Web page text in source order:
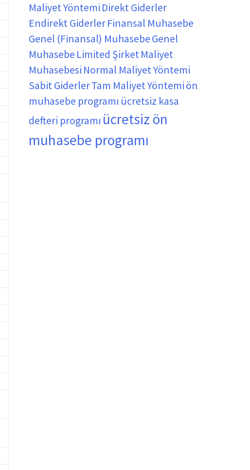
Maliyet Yöntemi Direkt Giderler
Endirekt GiderlerFinansal Muhasebe
Genel (Finansal) MuhasebeGenel
Muhasebe Limited ŞirketMaliyet
Muhasebesi Normal Maliyet Yöntemi
Sabit GiderlerTam Maliyet Yöntemiön
muhasebe programı ücretsiz kasa
defteri programı ücretsiz ön
muhasebe programı